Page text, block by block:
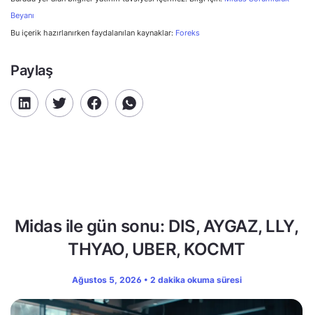
Beyanı
Bu içerik hazırlanırken faydalanılan kaynaklar: Foreks
Paylaş
Midas ile gün sonu: DIS, AYGAZ, LLY,
THYAO, UBER, KOCMT
Ağustos 5, 2026 • 2 dakika okuma süresi